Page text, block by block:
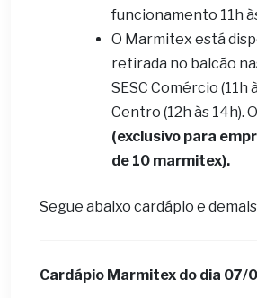
funcionamento 11h
O Marmitex está
retirada no balcão
SESC Comércio (11h
Centro (12h às 14h).
(exclusivo para
de 10 marmitex).
Segue abaixo cardápio e
Cardápio Marmitex do dia 07/